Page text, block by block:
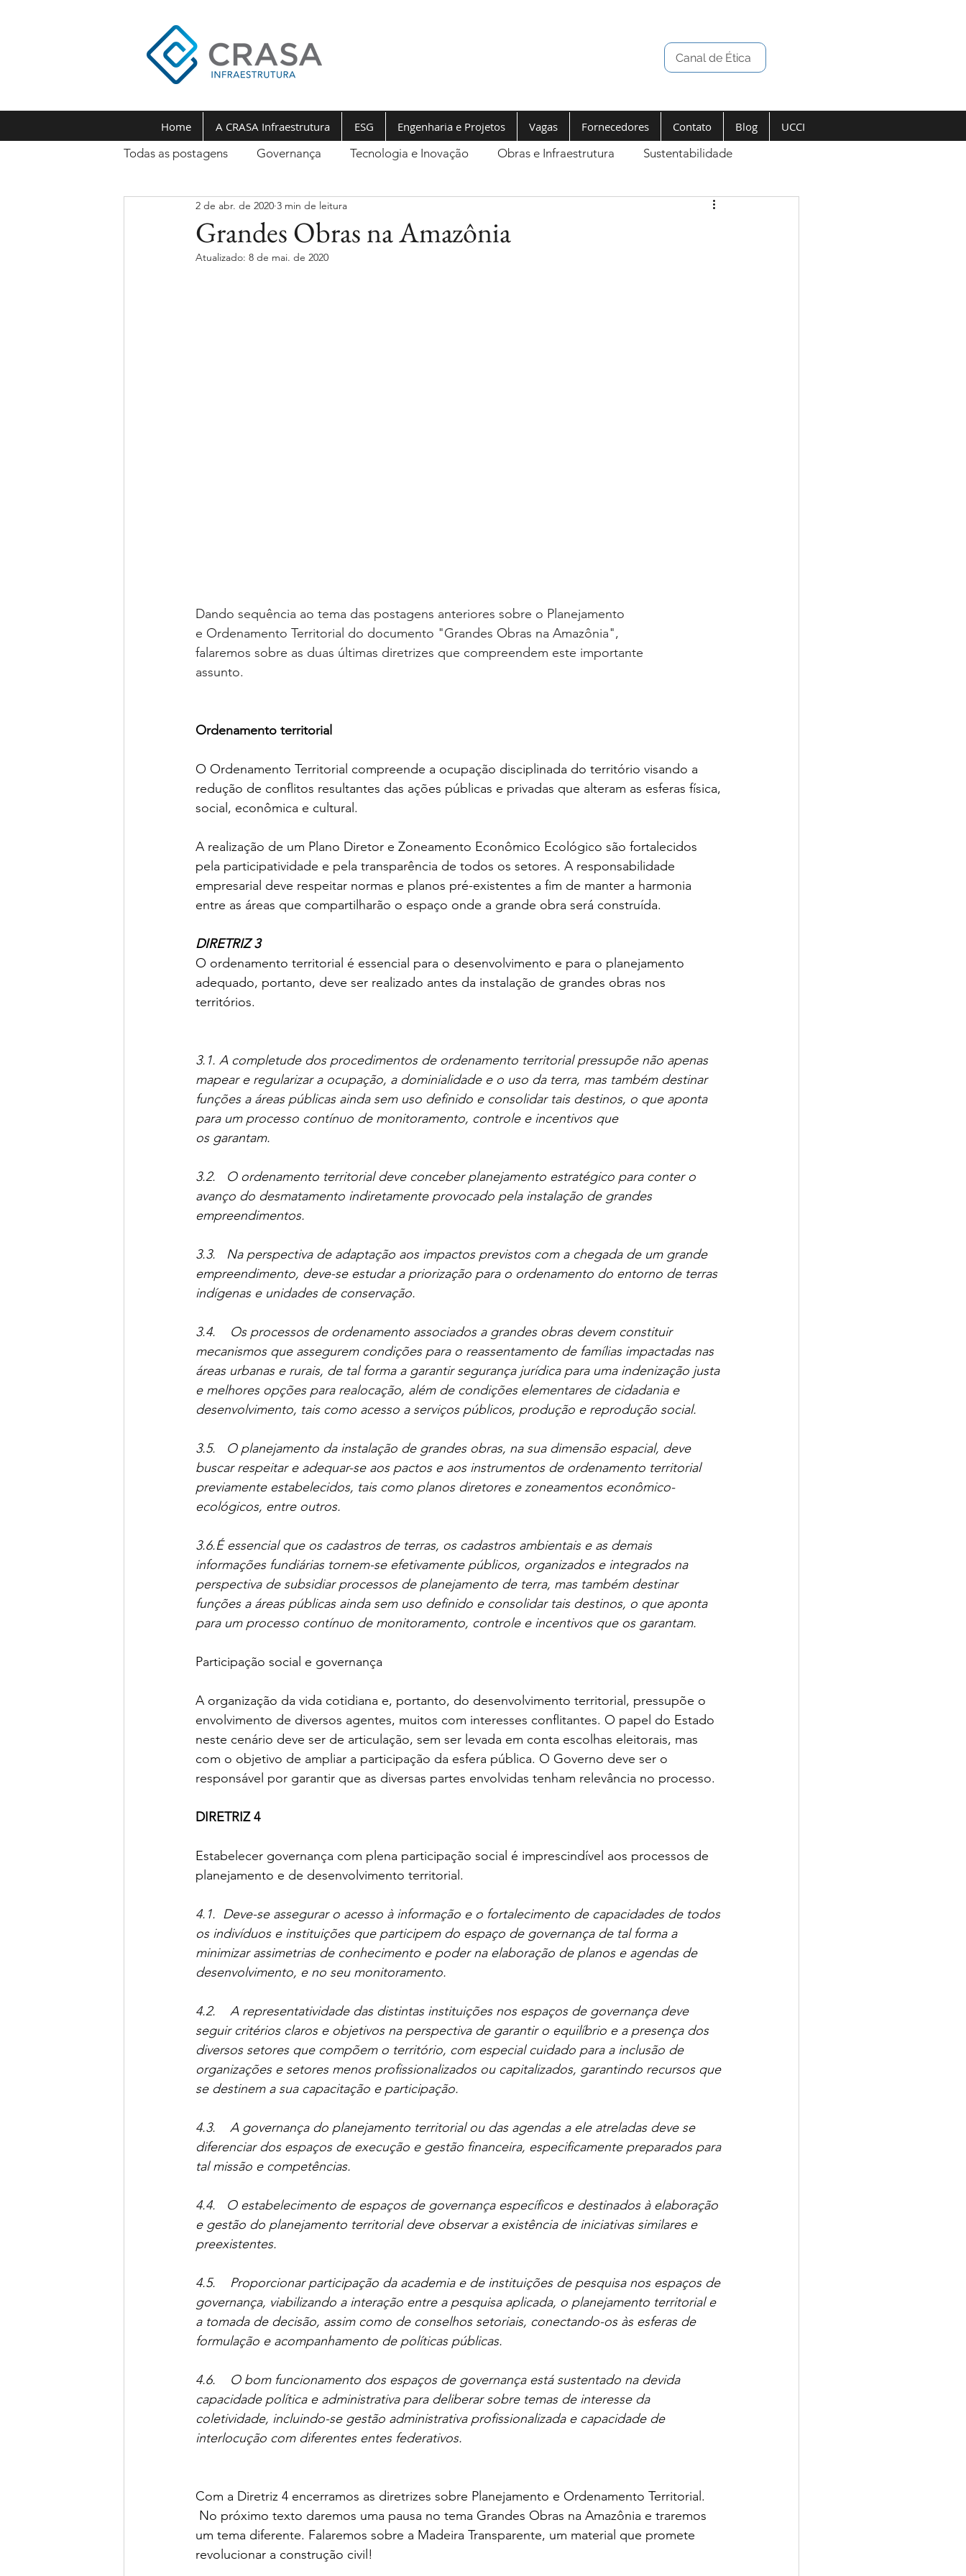
Canal de Ética
Todas as postagens Governança Tecnologia e Inovação Obras e Infraestrutura Sustentabilidade
Grandes Obras na Amazônia
2 de abr. de 2020 3 min de leitura
Atualizado: 8 de mai. de 2020
Dando sequência ao tema das postagens anteriores sobre o Planejamento
e Ordenamento Territorial do documento "Grandes Obras na Amazônia",
falaremos sobre as duas últimas diretrizes que compreendem este importante
assunto.
Ordenamento territorial
O Ordenamento Territorial compreende a ocupação disciplinada do território visando a
redução de conflitos resultantes das ações públicas e privadas que alteram as esferas física,
social, econômica e cultural.
A realização de um Plano Diretor e Zoneamento Econômico Ecológico são fortalecidos
pela participatividade e pela transparência de todos os setores. A responsabilidade
empresarial deve respeitar normas e planos pré-existentes a fim de manter a harmonia
entre as áreas que compartilharão o espaço onde a grande obra será construída.
DIRETRIZ 3
O ordenamento territorial é essencial para o desenvolvimento e para o planejamento
adequado, portanto, deve ser realizado antes da instalação de grandes obras nos
territórios.
3.1. A completude dos procedimentos de ordenamento territorial pressupõe não apenas
mapear e regularizar a ocupação, a dominialidade e o uso da terra, mas também destinar
funções a áreas públicas ainda sem uso definido e consolidar tais destinos, o que aponta
para um processo contínuo de monitoramento, controle e incentivos que
os garantam.
3.2.   O ordenamento territorial deve conceber planejamento estratégico para conter o
avanço do desmatamento indiretamente provocado pela instalação de grandes
empreendimentos.
3.3.   Na perspectiva de adaptação aos impactos previstos com a chegada de um grande
empreendimento, deve-se estudar a priorização para o ordenamento do entorno de terras
indígenas e unidades de conservação.
3.4.    Os processos de ordenamento associados a grandes obras devem constituir
mecanismos que assegurem condições para o reassentamento de famílias impactadas nas
áreas urbanas e rurais, de tal forma a garantir segurança jurídica para uma indenização justa
e melhores opções para realocação, além de condições elementares de cidadania e
desenvolvimento, tais como acesso a serviços públicos, produção e reprodução social.
3.5.   O planejamento da instalação de grandes obras, na sua dimensão espacial, deve
buscar respeitar e adequar-se aos pactos e aos instrumentos de ordenamento territorial
previamente estabelecidos, tais como planos diretores e zoneamentos econômico-
ecológicos, entre outros.
3.6.É essencial que os cadastros de terras, os cadastros ambientais e as demais
informações fundiárias tornem-se efetivamente públicos, organizados e integrados na
perspectiva de subsidiar processos de planejamento de terra, mas também destinar
funções a áreas públicas ainda sem uso definido e consolidar tais destinos, o que aponta
para um processo contínuo de monitoramento, controle e incentivos que os garantam.
Participação social e governança
A organização da vida cotidiana e, portanto, do desenvolvimento territorial, pressupõe o
envolvimento de diversos agentes, muitos com interesses conflitantes. O papel do Estado
neste cenário deve ser de articulação, sem ser levada em conta escolhas eleitorais, mas
com o objetivo de ampliar a participação da esfera pública. O Governo deve ser o
responsável por garantir que as diversas partes envolvidas tenham relevância no processo.
DIRETRIZ 4
Estabelecer governança com plena participação social é imprescindível aos processos de
planejamento e de desenvolvimento territorial.
4.1.  Deve-se assegurar o acesso à informação e o fortalecimento de capacidades de todos
os indivíduos e instituições que participem do espaço de governança de tal forma a
minimizar assimetrias de conhecimento e poder na elaboração de planos e agendas de
desenvolvimento, e no seu monitoramento.
4.2.    A representatividade das distintas instituições nos espaços de governança deve
seguir critérios claros e objetivos na perspectiva de garantir o equilíbrio e a presença dos
diversos setores que compõem o território, com especial cuidado para a inclusão de
organizações e setores menos profissionalizados ou capitalizados, garantindo recursos que
se destinem a sua capacitação e participação.
4.3.    A governança do planejamento territorial ou das agendas a ele atreladas deve se
diferenciar dos espaços de execução e gestão financeira, especificamente preparados para
tal missão e competências.
4.4.   O estabelecimento de espaços de governança específicos e destinados à elaboração
e gestão do planejamento territorial deve observar a existência de iniciativas similares e
preexistentes.
4.5.    Proporcionar participação da academia e de instituições de pesquisa nos espaços de
governança, viabilizando a interação entre a pesquisa aplicada, o planejamento territorial e
a tomada de decisão, assim como de conselhos setoriais, conectando-os às esferas de
formulação e acompanhamento de políticas públicas.
4.6.    O bom funcionamento dos espaços de governança está sustentado na devida
capacidade política e administrativa para deliberar sobre temas de interesse da
coletividade, incluindo-se gestão administrativa profissionalizada e capacidade de
interlocução com diferentes entes federativos.
Com a Diretriz 4 encerramos as diretrizes sobre Planejamento e Ordenamento Territorial.
No próximo texto daremos uma pausa no tema Grandes Obras na Amazônia e traremos
um tema diferente. Falaremos sobre a Madeira Transparente, um material que promete
revolucionar a construção civil!
Home A CRASA Infraestrutura ESG Engenharia e Projetos Vagas Fornecedores Contato Blog UCCI